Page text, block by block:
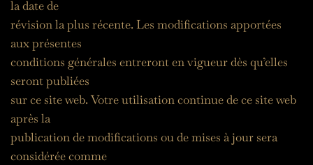
la date de
révision la plus récente. Les modifications apportées
aux présentes
conditions générales entreront en vigueur dès qu’elles
seront publiées
sur ce site web. Votre utilisation continue de ce site web
après la
publication de modifications ou de mises à jour sera
considérée comme